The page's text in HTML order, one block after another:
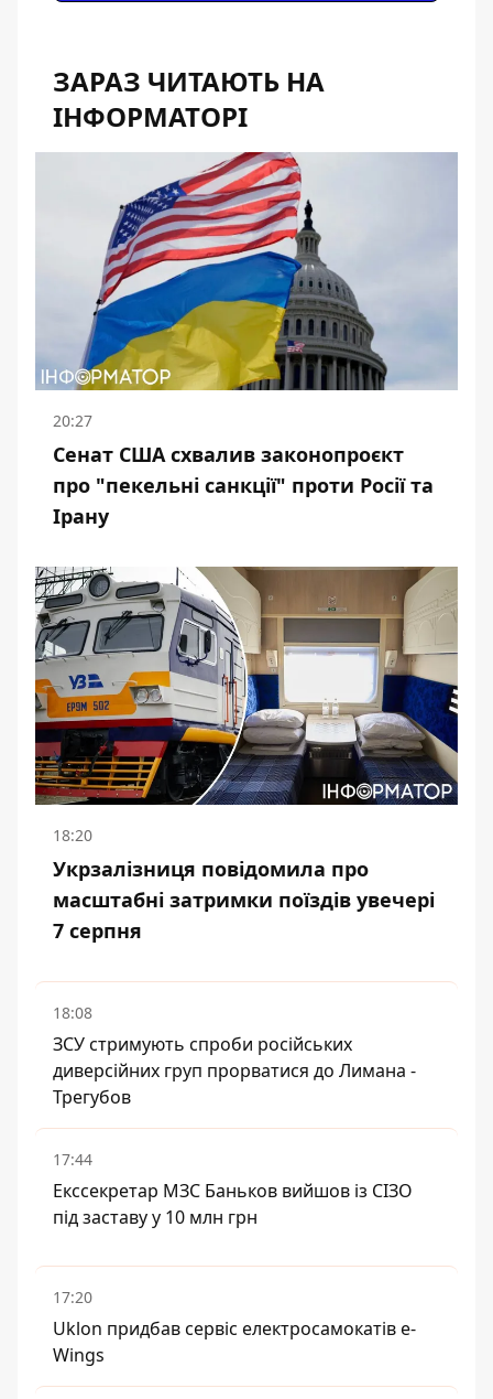
ЗАРАЗ ЧИТАЮТЬ НА
ІНФОРМАТОРІ
20:27
Сенат США схвалив законопроєкт
про "пекельні санкції" проти Росії та
Ірану
18:20
Укрзалізниця повідомила про
масштабні затримки поїздів увечері
7 серпня
18:08
ЗСУ стримують спроби російських
диверсійних груп прорватися до Лимана -
Трегубов
17:44
Екссекретар МЗС Баньков вийшов із СІЗО
під заставу у 10 млн грн
17:20
Uklon придбав сервіс електросамокатів e-
Wings